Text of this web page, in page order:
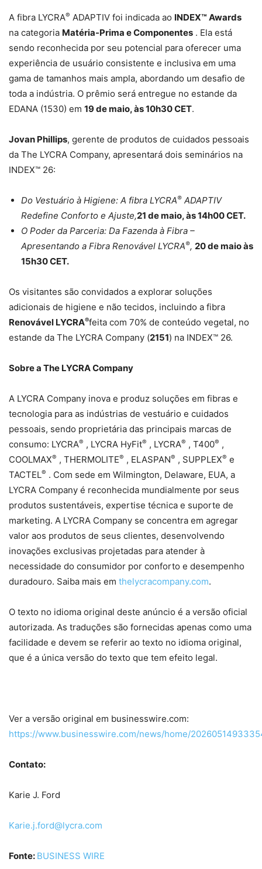
A fibra LYCRA® ADAPTIV foi indicada ao INDEX™ Awards
na categoria Matéria-Prima e Componentes . Ela está
sendo reconhecida por seu potencial para oferecer uma
experiência de usuário consistente e inclusiva em uma
gama de tamanhos mais ampla, abordando um desafio de
toda a indústria. O prêmio será entregue no estande da
EDANA (1530) em 19 de maio, às 10h30 CET.
Jovan Phillips, gerente de produtos de cuidados pessoais
da The LYCRA Company, apresentará dois seminários na
INDEX™ 26:
Do Vestuário à Higiene: A fibra LYCRA® ADAPTIV
Redefine Conforto e Ajuste,21 de maio, às 14h00 CET.
O Poder da Parceria: Da Fazenda à Fibra –
Apresentando a Fibra Renovável LYCRA®, 20 de maio às
15h30 CET.
Os visitantes são convidados a explorar soluções
adicionais de higiene e não tecidos, incluindo a fibra
Renovável LYCRA®feita com 70% de conteúdo vegetal, no
estande da The LYCRA Company (2151) na INDEX™ 26.
Sobre a The LYCRA Company
A LYCRA Company inova e produz soluções em fibras e
tecnologia para as indústrias de vestuário e cuidados
pessoais, sendo proprietária das principais marcas de
consumo: LYCRA® , LYCRA HyFit® , LYCRA® , T400® ,
COOLMAX® , THERMOLITE® , ELASPAN® , SUPPLEX® e
TACTEL® . Com sede em Wilmington, Delaware, EUA, a
LYCRA Company é reconhecida mundialmente por seus
produtos sustentáveis, expertise técnica e suporte de
marketing. A LYCRA Company se concentra em agregar
valor aos produtos de seus clientes, desenvolvendo
inovações exclusivas projetadas para atender à
necessidade do consumidor por conforto e desempenho
duradouro. Saiba mais em thelycracompany.com.
O texto no idioma original deste anúncio é a versão oficial
autorizada. As traduções são fornecidas apenas como uma
facilidade e devem se referir ao texto no idioma original,
que é a única versão do texto que tem efeito legal.
Ver a versão original em businesswire.com:
https://www.businesswire.com/news/home/
Contato:
Karie J. Ford
Karie.j.ford@lycra.com
Fonte: BUSINESS WIRE